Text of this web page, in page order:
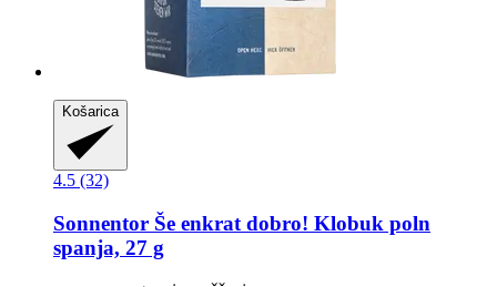
Košarica
4.5 (32)
Sonnentor Še enkrat dobro! Klobuk poln
spanja, 27 g